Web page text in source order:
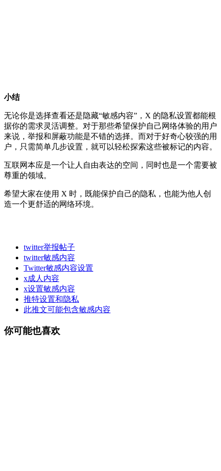
小结
无论你是选择查看还是隐藏“敏感内容”，X 的隐私设置都能根
据你的需求灵活调整。对于那些希望保护自己网络体验的用户
来说，举报和屏蔽功能是不错的选择。而对于好奇心较强的用
户，只需简单几步设置，就可以轻松探索这些被标记的内容。
互联网本应是一个让人自由表达的空间，同时也是一个需要被
尊重的领域。
希望大家在使用 X 时，既能保护自己的隐私，也能为他人创
造一个更舒适的网络环境。
twitter举报帖子
twitter敏感内容
Twitter敏感内容设置
x成人内容
x设置敏感内容
推特设置和隐私
此推文可能包含敏感内容
你可能也喜欢